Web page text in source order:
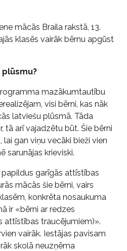
mācās Braila rakstā, 13.
klasēs vairāk bērnu apgūst
mazākumtautību
visi bērni, kas nāk
latviešu plūsmā. Tāda
tā arī vajadzētu būt. Šie bērni
gan viņu vecāki bieži vien
sarunājas krieviski.
garīgās attīstības
mācās šie bērni, vairs
konkrēta nosaukuma
ir «bērni ar redzes
attīstības traucējumiem)».
vairāk. Iestājas pavisam
skolā neuzņēma